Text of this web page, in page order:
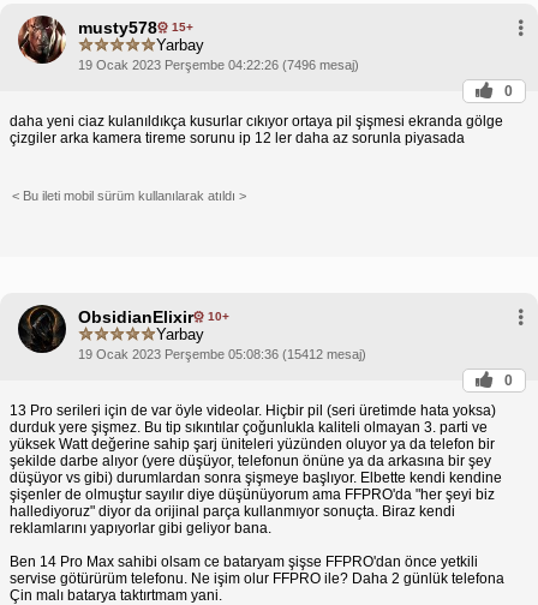
iPhone 14 Pro Max
pilinizin şiştiğini düşünüyorsanız, aşağıdaki adımları
izlemelisiniz:
Apple Mağazası'na veya Yetkili Servis
Sağlayıcısı'na başvurun.
Apple Destek ile iletişime geçin.
gerçekleştiriyor. Batarya değişimi ücretsiz olarak
kullanırken dikkatli olmalısınız.
iPhone 14 Pro Max'inizde kronik pil şişmesi sorunu
yaşıyorsanız veya bu sorun hakkında endişeleriniz
sorunun en kısa zamanda çözülmesi önerilir.
musty578 15+
Yarbay
19 Ocak 2023 Perşembe 04:22:26 (7496 mesaj)
0
daha yeni ciaz kulanıldıkça kusurlar cıkıyor ortaya pil şişmesi ekranda gölge
çizgiler arka kamera tireme sorunu ip 12 ler daha az sorunla piyasada
< Bu ileti mobil sürüm kullanılarak atıldı >
ObsidianElixir 10+
Yarbay
19 Ocak 2023 Perşembe 05:08:36 (15412 mesaj)
0
13 Pro serileri için de var öyle videolar. Hiçbir pil (seri üretimde hata yoksa)
durduk yere şişmez. Bu tip sıkıntılar çoğunlukla kaliteli olmayan 3. parti ve
yüksek Watt değerine sahip şarj üniteleri yüzünden oluyor ya da telefon bir
şekilde darbe alıyor (yere düşüyor, telefonun önüne ya da arkasına bir şey
düşüyor vs gibi) durumlardan sonra şişmeye başlıyor. Elbette kendi kendine
şişenler de olmuştur sayılır diye düşünüyorum ama FFPRO'da "her şeyi biz
hallediyoruz" diyor da orijinal parça kullanmıyor sonuçta. Biraz kendi
reklamlarını yapıyorlar gibi geliyor bana.
Ben 14 Pro Max sahibi olsam ce bataryam şişse FFPRO'dan önce yetkili
servise götürürüm telefonu. Ne işim olur FFPRO ile? Daha 2 günlük telefona
Çin malı batarya taktırtmam yani.